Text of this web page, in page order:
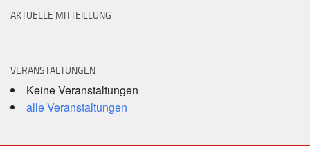
AKTUELLE MITTEILLUNG
VERANSTALTUNGEN
Keine Veranstaltungen
alle Veranstaltungen